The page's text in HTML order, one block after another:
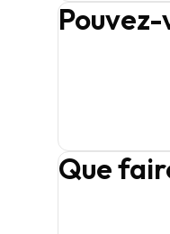
Que